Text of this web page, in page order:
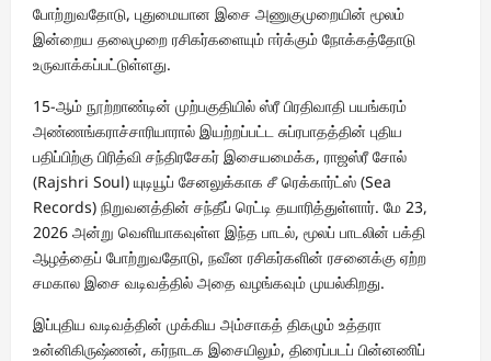
போற்றுவதோடு, புதுமையான இசை அணுகுமுறையின் மூலம்
இன்றைய தலைமுறை ரசிகர்களையும் ஈர்க்கும் நோக்கத்தோடு
உருவாக்கப்பட்டுள்ளது.
15-ஆம் நூற்றாண்டின் முற்பகுதியில் ஸ்ரீ பிரதிவாதி பயங்கரம்
அண்ணங்கராச்சாரியாரால் இயற்றப்பட்ட சுப்ரபாதத்தின் புதிய
பதிப்பிற்கு பிரித்வி சந்திரசேகர் இசையமைக்க, ராஜஸ்ரீ சோல்
(Rajshri Soul) யுடியூப் சேனலுக்காக சீ ரெக்கார்ட்ஸ் (Sea
Records) நிறுவனத்தின் சந்தீப் ரெட்டி தயாரித்துள்ளார். மே 23,
2026 அன்று வெளியாகவுள்ள இந்த பாடல், மூலப் பாடலின் பக்தி
ஆழத்தைப் போற்றுவதோடு, நவீன ரசிகர்களின் ரசனைக்கு ஏற்ற
சமகால இசை வடிவத்தில் அதை வழங்கவும் முயல்கிறது.
இப்புதிய வடிவத்தின் முக்கிய அம்சாகத் திகழும் உத்தரா
உன்னிகிருஷ்ணன், கர்நாடக இசையிலும், திரைப்படப் பின்னணிப்